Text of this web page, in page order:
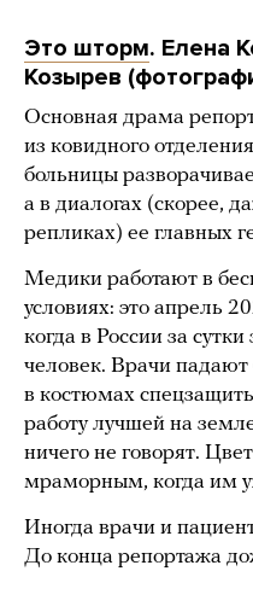
Это шторм. Елена
Козырев
Основная драма
из ковидного
больницы
а в диалогах (скорее,
репликах) ее главных
Медики работают в
условиях: это апрель
когда в России за
человек. Врачи
в костюмах
работу лучшей на
ничего не говорят.
мраморным, когда им
Иногда врачи и
До конца репортажа